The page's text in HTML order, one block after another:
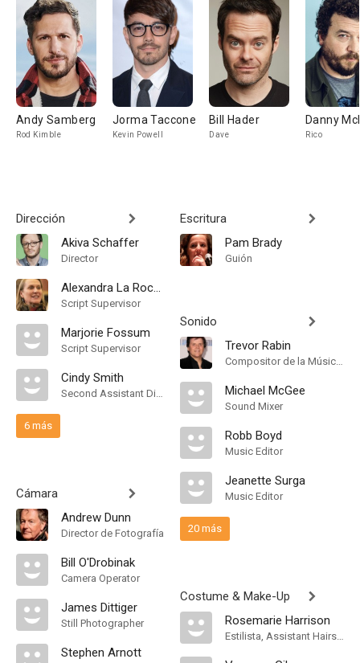
Andy Samberg
Rod Kimble
Jorma Taccone
Kevin Powell
Bill Hader
Dave
Danny
Rico
Dirección
Akiva Schaffer
Director
Alexandra La Roche
Script Supervisor
Marjorie Fossum
Script Supervisor
Cindy Smith
Second Assistant Director
6 más
Cámara
Andrew Dunn
Director de Fotografía
Bill O'Drobinak
Camera Operator
James Dittiger
Still Photographer
Stephen Arnott
Escritura
Pam Brady
Guión
Sonido
Trevor Rabin
Compositor de la Música Original
Michael McGee
Sound Mixer
Robb Boyd
Music Editor
Jeanette Surga
Music Editor
20 más
Costume & Make-Up
Rosemarie Harrison
Estilista, Assistant Hairstylist